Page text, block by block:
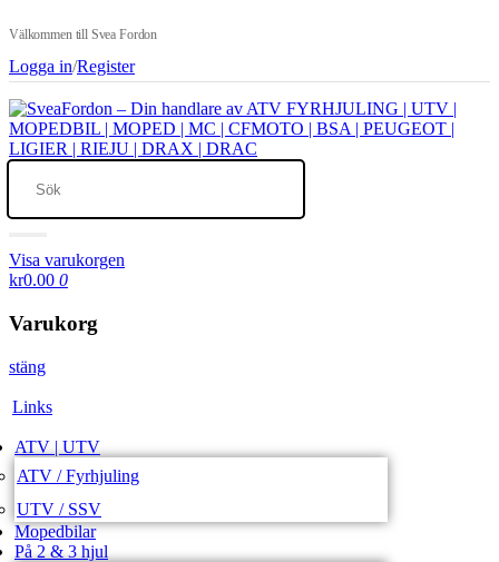
Välkommen till Svea Fordon
Logga in/Register
Visa varukorgen
kr0.00 0
Varukorg
stäng
Links
ATV | UTV
ATV / Fyrhjuling
UTV / SSV
Mopedbilar
På 2 & 3 hjul